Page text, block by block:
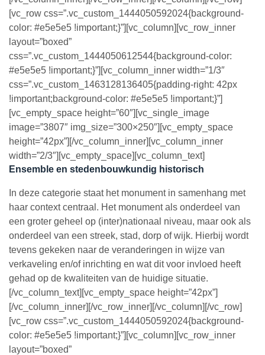
[vc_row css=”.vc_custom_1444050592024{background-
color: #e5e5e5 !important;}”][vc_column][vc_row_inner
layout=”boxed”
css=”.vc_custom_1444050612544{background-color:
#e5e5e5 !important;}”][vc_column_inner width=”1/3″
css=”.vc_custom_1463128136405{padding-right: 42px
!important;background-color: #e5e5e5 !important;}”]
[vc_empty_space height=”60″][vc_single_image
image=”3807″ img_size=”300×250″][vc_empty_space
height=”42px”][/vc_column_inner][vc_column_inner
width=”2/3″][vc_empty_space][vc_column_text]
Ensemble en stedenbouwkundig historisch
In deze categorie staat het monument in samenhang met
haar context centraal. Het monument als onderdeel van
een groter geheel op (inter)nationaal niveau, maar ook als
onderdeel van een streek, stad, dorp of wijk. Hierbij wordt
tevens gekeken naar de veranderingen in wijze van
verkaveling en/of inrichting en wat dit voor invloed heeft
gehad op de kwaliteiten van de huidige situatie.
[/vc_column_text][vc_empty_space height=”42px”]
[/vc_column_inner][/vc_row_inner][/vc_column][/vc_row]
[vc_row css=”.vc_custom_1444050592024{background-
color: #e5e5e5 !important;}”][vc_column][vc_row_inner
layout=”boxed”